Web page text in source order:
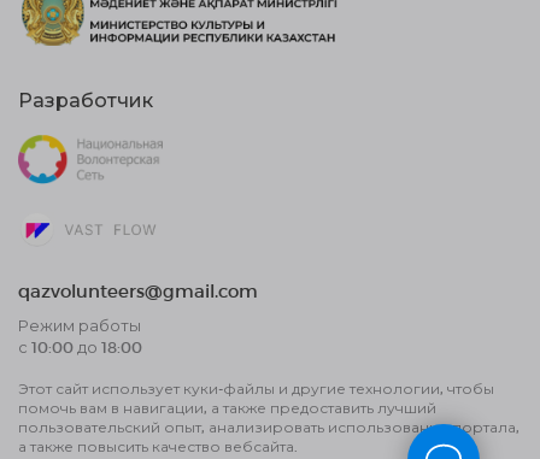
Разработчик
qazvolunteers@gmail.com
Режим работы
с 10:00 до 18:00
Договор публичной оферты
Пользовательское соглашение об
обработке данных и политика
Этот сайт использует куки-файлы и другие технологии, чтобы
помочь вам в навигации, а также предоставить лучший
пользовательский опыт, анализировать использование портала,
а также повысить качество вебсайта.